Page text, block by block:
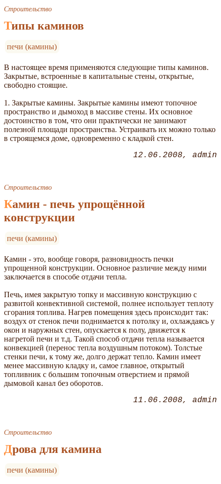
Строительство
Типы каминов
печи (камины)
В настоящее время применяются следующие типы каминов.
Закрытые, встроенные в капитальные стены, открытые,
свободно стоящие.
1. Закрытые камины. Закрытые камины имеют топочное
пространство и дымоход в массиве стены. Их основное
достоинство в том, что они практически не занимают
полезной площади пространства. Устраивать их можно только
в строящемся доме, одновременно с кладкой стен.
12.06.2008 admin
Строительство
Камин - печь упрощённой
конструкции
печи (камины)
Камин - это, вообще говоря, разновидность печки
упрощенной конструкции. Основное различие между ними
заключается в способе отдачи тепла.
Печь, имея закрытую топку и массивную конст­рукцию с
развитой конвективной системой, полнее использует теплоту
сгорания топлива. Нагрев помещения здесь происходит так:
воздух от стенок печи поднимается к потолку и, охлаждаясь у
окон и наружных стен, опускается к полу, движется к
нагретой печи и т.д. Такой способ отдачи тепла называется
конвекцией (перенос тепла воздушным потоком). Толстые
стенки печи, к тому же, долго держат тепло. Камин имеет
менее массивную кладку и, самое главное, открытый
топливник с большим топочным отверстием и прямой
дымовой канал без оборотов.
11.06.2008 admin
Строительство
Дрова для камина
печи (камины)